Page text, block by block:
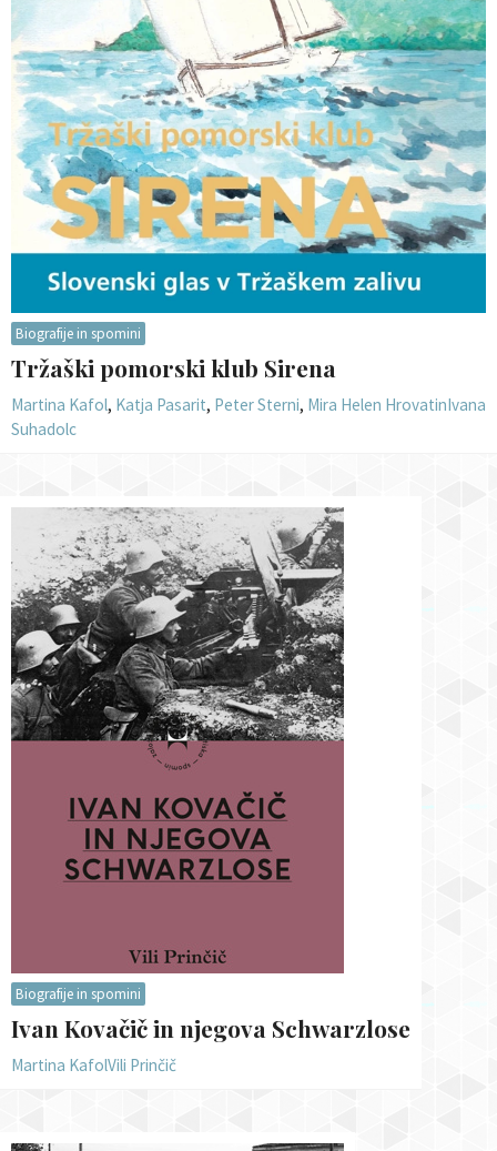
Biografije in spomini
Tržaški pomorski klub Sirena
Martina Kafol, Katja Pasarit, Peter Sterni, Mira Helen HrovatinIvana
Suhadolc
Biografije in spomini
Ivan Kovačič in njegova Schwarzlose
Martina KafolVili Prinčič